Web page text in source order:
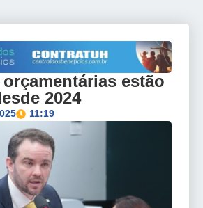
orçamentárias estão
2024
11:19